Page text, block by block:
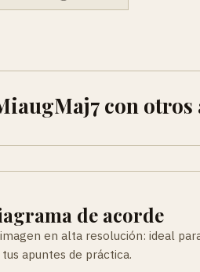
con otros
de acorde
en alta resolución: ideal
apuntes de práctica.